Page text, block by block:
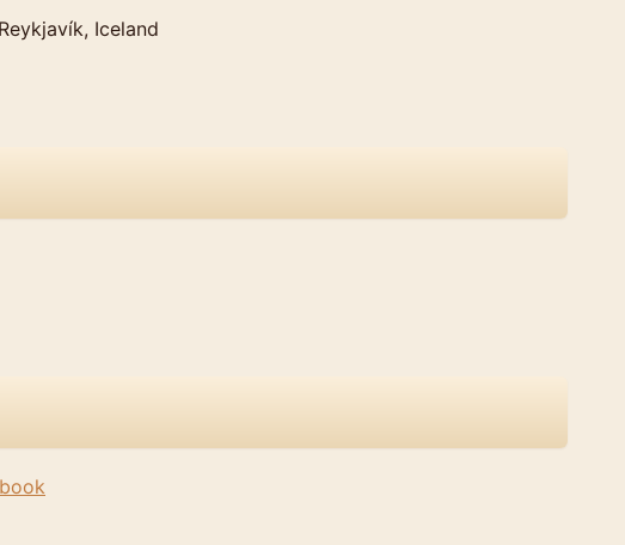
Iceland